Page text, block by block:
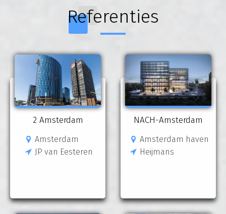
Referenties
2 Amsterdam
Amsterdam
JP van Eesteren
NACH-Amsterdam
Amsterdam haven
Heijmans